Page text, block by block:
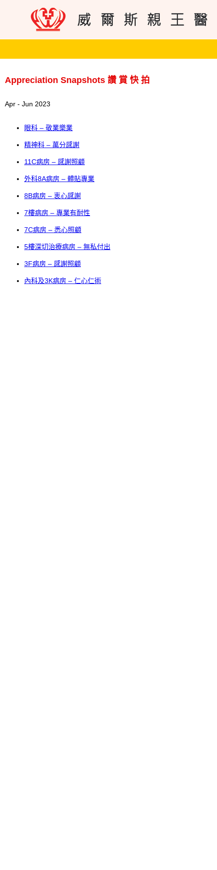
Appreciation Snapshots 讚 賞 快 拍
Apr - Jun 2023
眼科 – 敬業樂業
精神科 – 萬分感謝
11C病房 – 感謝照顧
外科8A病房 – 體貼專業
8B病房 – 衷心感謝
7樓病房 – 專業有耐性
7C病房 – 悉心照顧
5樓深切治療病房 – 無私付出
3F病房 – 感謝照顧
內科及3K病房 – 仁心仁術